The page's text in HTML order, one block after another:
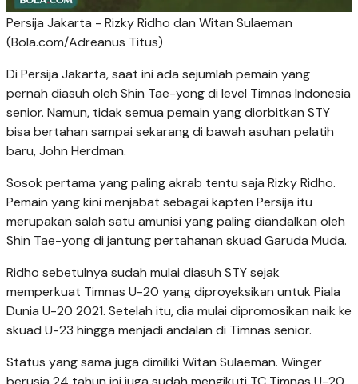
Persija Jakarta - Rizky Ridho dan Witan Sulaeman
(Bola.com/Adreanus Titus)
Di Persija Jakarta, saat ini ada sejumlah pemain yang
pernah diasuh oleh Shin Tae-yong di level Timnas Indonesia
senior. Namun, tidak semua pemain yang diorbitkan STY
bisa bertahan sampai sekarang di bawah asuhan pelatih
baru, John Herdman.
Sosok pertama yang paling akrab tentu saja Rizky Ridho.
Pemain yang kini menjabat sebagai kapten Persija itu
merupakan salah satu amunisi yang paling diandalkan oleh
Shin Tae-yong di jantung pertahanan skuad Garuda Muda.
Ridho sebetulnya sudah mulai diasuh STY sejak
memperkuat Timnas U-20 yang diproyeksikan untuk Piala
Dunia U-20 2021. Setelah itu, dia mulai dipromosikan naik ke
skuad U-23 hingga menjadi andalan di Timnas senior.
Status yang sama juga dimiliki Witan Sulaeman. Winger